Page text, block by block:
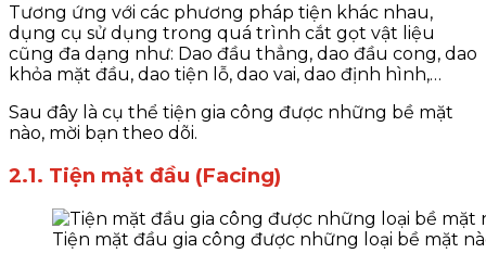
Tương ứng với các phương pháp tiện khác nhau,
dụng cụ sử dụng trong quá trình cắt gọt vật liệu
cũng đa dạng như: Dao đầu thẳng, dao đầu cong, dao
khỏa mặt đầu, dao tiện lỗ, dao vai, dao định hình,…
Sau đây là cụ thể tiện gia công được những bề mặt
nào, mời bạn theo dõi.
2.1. Tiện mặt đầu (Facing)
Tiện mặt đầu gia công được những loại bề mặt